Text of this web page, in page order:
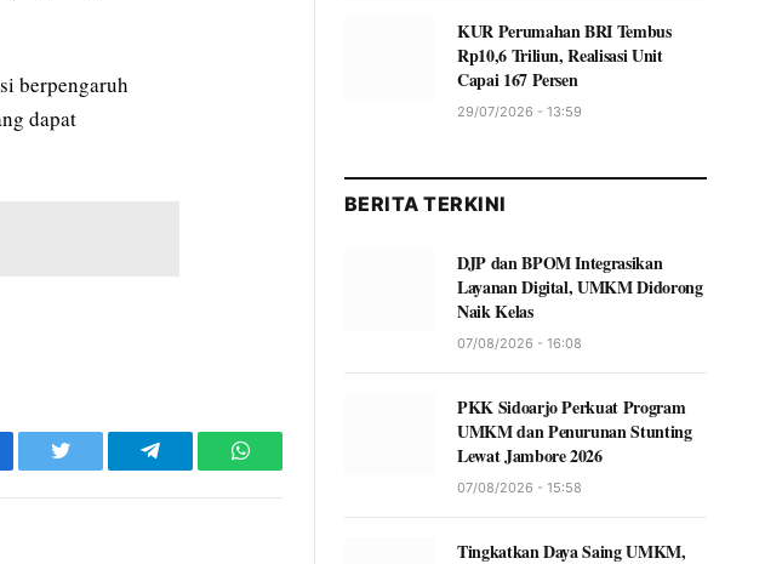
berpengaruh
dapat
Twitter Telegram WhatsApp
KUR Perumahan BRI Tembus
Rp10,6 Triliun, Realisasi Unit
Capai 167 Persen
29/07/2026 - 13:59
BERITA TERKINI
DJP dan BPOM Integrasikan
Layanan Digital, UMKM Didorong
Naik Kelas
07/08/2026 - 16:08
PKK Sidoarjo Perkuat Program
UMKM dan Penurunan Stunting
Lewat Jambore 2026
07/08/2026 - 15:58
Tingkatkan Daya Saing UMKM,